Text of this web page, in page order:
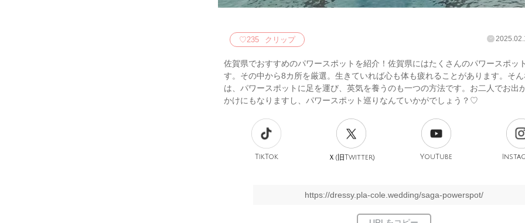
♡235 クリップ
佐賀県でおすすめのパワースポットを紹介！佐賀県にはたくさんのパワースポッ
す。その中から8カ所を厳選。生きていれば心も体も疲れることがあります。そん
は、パワースポットに足を運び、英気を養うのも一つの方法です。お二人でお出
かけにもなりますし、パワースポット巡りなんていかがでしょう？♡
TikTok Ｘ(旧Twitter) YouTube
https://dressy.pla-cole.wedding/saga-powerspot/